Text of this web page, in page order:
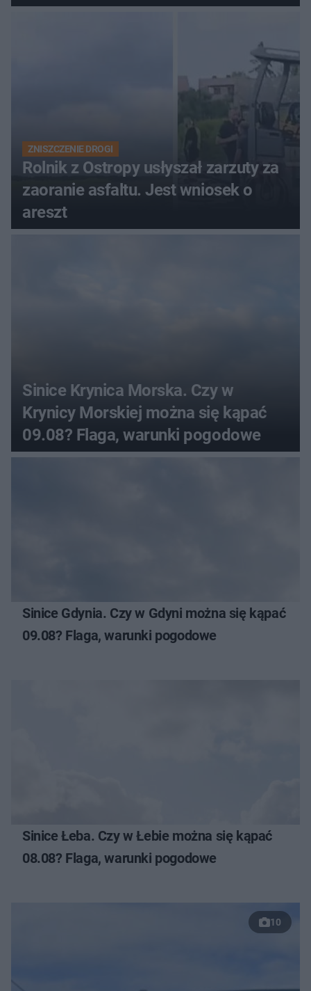
zdecyduje sąd rodzinny
ZNISZCZENIE DROGI
Rolnik z Ostropy usłyszał zarzuty za
zaoranie asfaltu. Jest wniosek o
areszt
Sinice Krynica Morska. Czy w
Krynicy Morskiej można się kąpać
09.08? Flaga, warunki pogodowe
Sinice Gdynia. Czy w Gdyni można się kąpać
09.08? Flaga, warunki pogodowe
Sinice Łeba. Czy w Łebie można się kąpać
08.08? Flaga, warunki pogodowe
10